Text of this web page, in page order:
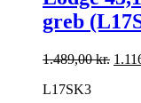
greb
1.489,00kr. Den
L17SK3